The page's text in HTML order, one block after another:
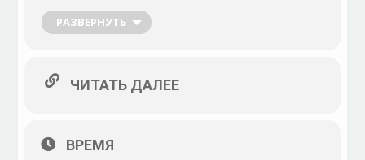
праздник очень быстро трансформировался во
Всемирный день шоколада.
РАЗВЕРНУТЬ
ЧИТАТЬ ДАЛЕЕ
ВРЕМЯ